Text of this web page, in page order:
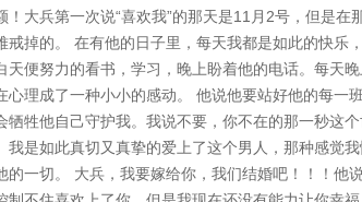
！大兵第一次说“喜欢我”的那天是11月2号，但是
戒掉的。 在有他的日子里，每天我都是如此的快
天便努力的看书，学习，晚上盼着他的电话。每天
心理成了一种小小的感动。 他说他要站好他的每
牺牲他自己守护我。我说不要，你不在的那一秒这
我是如此真切又真挚的爱上了这个男人，那种感觉
的一切。 大兵，我要嫁给你，我们结婚吧！！！